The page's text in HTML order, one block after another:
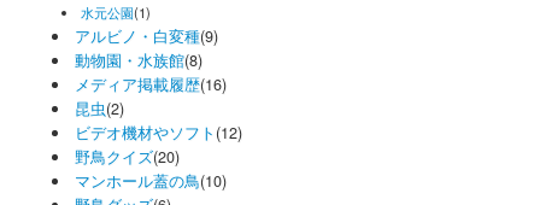
水元公園(1)
アルビノ・白変種(9)
動物園・水族館(8)
メディア掲載履歴(16)
昆虫(2)
ビデオ機材やソフト (12)
野鳥クイズ(20)
マンホール蓋の鳥(10)